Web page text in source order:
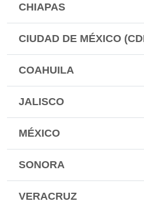
CHIAPAS
CIUDAD DE MÉXICO
COAHUILA
JALISCO
MÉXICO
SONORA
VERACRUZ